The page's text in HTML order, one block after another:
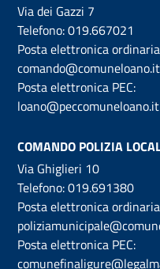
Via dei Gazzi 7
Telefono:019.667021
Posta elettronica
comando@comuneloano.it
Posta elettronica PEC:
loano@peccomuneloano.it
COMANDO POLIZIA
Via Ghiglieri 10
Telefono:019.691380
Posta elettronica
Posta elettronica PEC: